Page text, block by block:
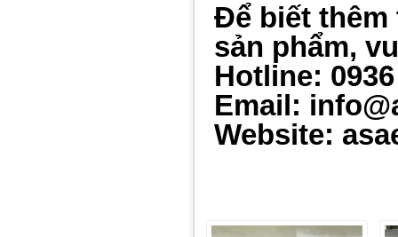
Để biết thêm
sản phẩm,
Hotline:
Email:
Website: